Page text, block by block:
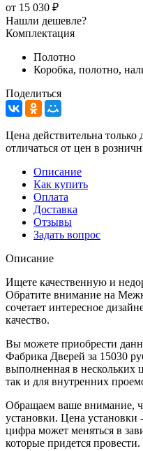
от 15 030 ₽
Нашли дешевле?
Комплектация
Полотно
Коробка, полотно,
Поделиться
Цена действительна
отличаться от цен в
Описание
Как купить
Оплата
Доставка
Отзывы
Задать вопрос
Описание
Ищете качественную и
Обратите внимание на
сочетает интересное
качество.
Вы можете приобрести
Фабрика Дверей за 15030
выполненная в нескольких
так и для внутренних
Обращаем ваше внимание,
установки. Цена
цифра может меняться в
которые придется провести.